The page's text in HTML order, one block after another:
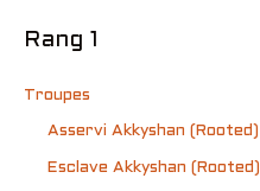
Rang 1
Troupes
Asservi Akkyshan (Rooted)
Esclave Akkyshan (Rooted)